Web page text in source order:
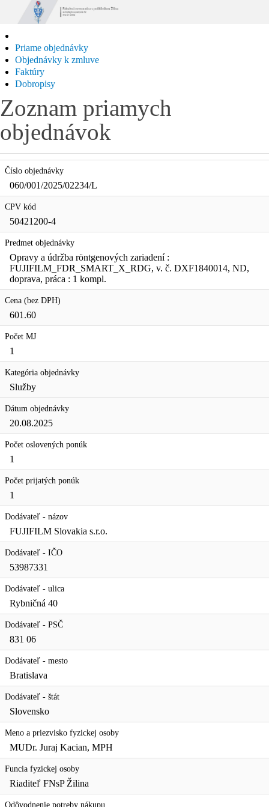
Priame objednávky
Objednávky k zmluve
Faktúry
Dobropisy
Zoznam priamych
objednávok
Číslo objednávky
060/001/2025/02234/L
CPV kód
50421200-4
Predmet objednávky
Opravy a údržba röntgenových zariadení :
FUJIFILM_FDR_SMART_X_RDG, v. č. DXF1840014, ND,
doprava, práca : 1 kompl.
Cena (bez DPH)
601.60
Počet MJ
1
Kategória objednávky
Služby
Dátum objednávky
20.08.2025
Počet oslovených ponúk
1
Počet prijatých ponúk
1
Dodávateľ - názov
FUJIFILM Slovakia s.r.o.
Dodávateľ - IČO
53987331
Dodávateľ - ulica
Rybničná 40
Dodávateľ - PSČ
831 06
Dodávateľ - mesto
Bratislava
Dodávateľ - štát
Slovensko
Meno a priezvisko fyzickej osoby
MUDr. Juraj Kacian, MPH
Funcia fyzickej osoby
Riaditeľ FNsP Žilina
Odôvodnenie potreby nákupu